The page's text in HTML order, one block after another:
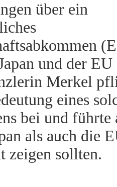
über ein
und der
Merkel
eines
bei und führte
als auch die
zeigen sollten.